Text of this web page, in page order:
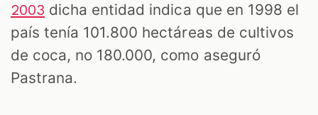
2003 dicha entidad indica que en 1998 el
país tenía 101.800 hectáreas de cultivos
de coca, no 180.000, como aseguró
Pastrana.